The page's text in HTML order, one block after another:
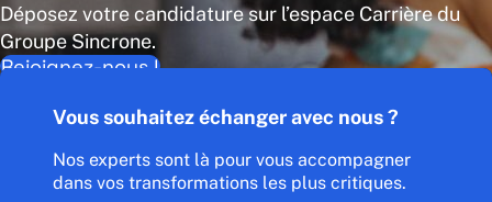
Déposez votre candidature sur l’espace Carrière du
Groupe Sincrone.
Rejoignez-nous !
Vous souhaitez échanger avec nous ?
Nos experts sont là pour vous accompagner
dans vos transformations les plus critiques.